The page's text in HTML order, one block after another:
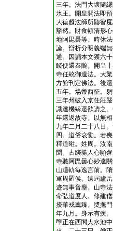
三年。法門大壞隨
氷王。開皇開法即
大徳超法師所聽智
豁然。財食頓清形
地阿毘曇等。時休
論。辯析分明義端
通。因誦本文獲六
睽便還秦隴。開皇
寺任統御遺法。大
方館刊定佛法。後
五年。煬帝西征。
三年州破入京住莊
識達機縁還欲請之
年還返故寺。以無
九年二月二十八日
四。道俗哀慟。若
釋道暀。姓周。汝
聞。古跡勝人心願
寺聽阿毘曇心妙達
山遺軌毎逸言前。
軍周羅侯。遠屆廬
迹無事音塵。山寺
命弘道度人。修建
擾華戎薦臻。奬撫
年九月。身示有疾
墮正在西閣大水池